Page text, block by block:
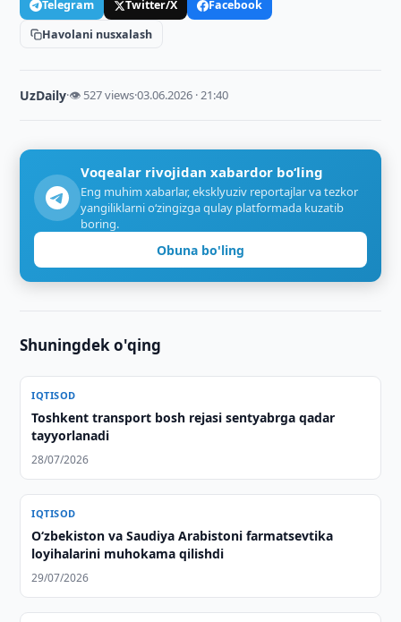
Telegram Twitter/X
Facebook
Havolani nusxalash
UzDaily·👁 527 views·03.06.2026 · 21:40
Voqealar rivojidan xabardor bo‘ling
Eng muhim xabarlar, eksklyuziv reportajlar va tezkor
yangiliklarni o‘zingizga qulay platformada kuzatib
boring.
Obuna bo'ling
Shuningdek o'qing
IQTISOD
Toshkent transport bosh rejasi sentyabrga qadar
tayyorlanadi
28/07/2026
IQTISOD
Oʻzbekiston va Saudiya Arabistoni farmatsevtika
loyihalarini muhokama qilishdi
29/07/2026